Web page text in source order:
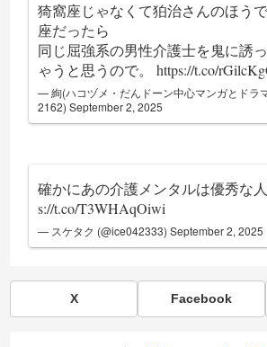
猗窩座じゃなくて狛治さんのほう
座だったら
同じ屈強系の男性介護士を鬼に誘
ゃうと思うので。https://t.co/
— 絢(ハコヅメ・だんドーン中心マンガとドラ
2162)September 2, 2025
確かにあの介護メンタルは優秀な
s://t.co/T3WHAqOiwi
— スケタク (@ice042333)September 2, 2025
X Facebook